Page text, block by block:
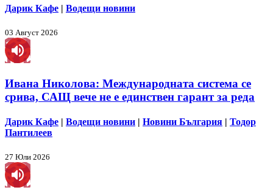
Дарик Кафе | Водещи новини
03 Август 2026
Ивана Николова: Международната система се
срива, САЩ вече не е единствен гарант за реда
Дарик Кафе | Водещи новини | Новини България | Тодор
Пантилеев
27 Юли 2026